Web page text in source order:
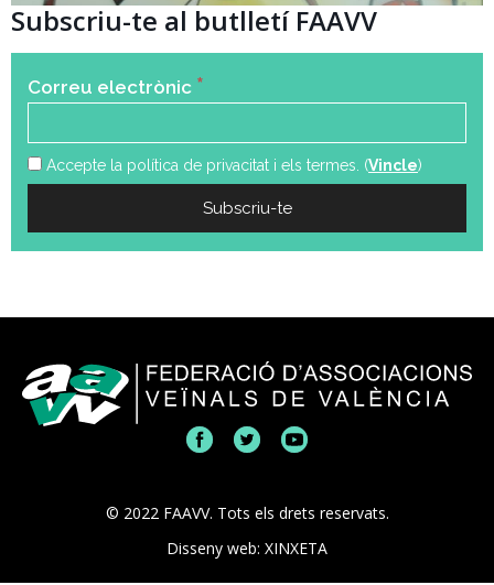
Subscriu-te al butlletí FAAVV
Correu electrònic *
Accepte la política de privacitat i els termes. (Vincle)
© 2022 FAAVV. Tots els drets reservats.
Disseny web: XINXETA